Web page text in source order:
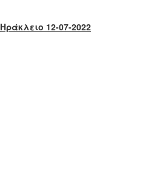
Ηράκλειο 12-07-2022